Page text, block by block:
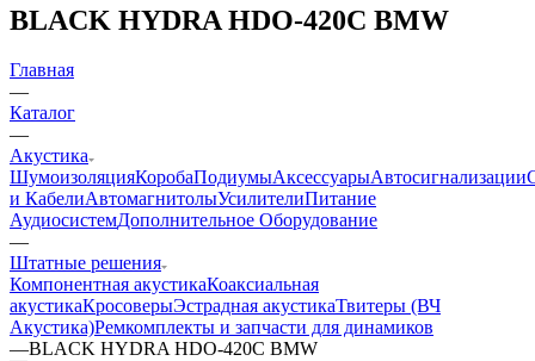
BLACK HYDRA HDO-420C BMW
Главная
—
Каталог
—
Акустика
ШумоизоляцияКоробаПодиумыАксессуарыАвтосигнализации
и КабелиАвтомагнитолыУсилителиПитание
АудиосистемДополнительное Оборудование
—
Штатные решения
Компонентная акустикаКоаксиальная
акустикаКросоверыЭстрадная акустикаТвитеры (ВЧ
Акустика)Ремкомплекты и запчасти для динамиков
—BLACK HYDRA HDO-420C BMW